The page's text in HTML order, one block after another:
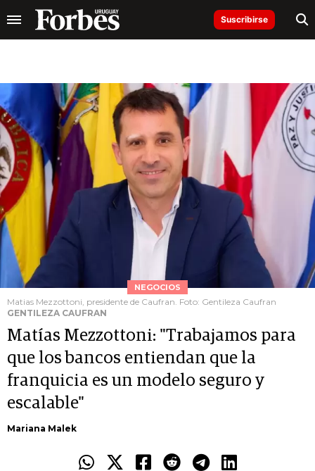
Suscribirse
NEGOCIOS
Matias Mezzottoni, presidente de Caufran. Foto: Gentileza Caufran
GENTILEZA CAUFRAN
Matías Mezzottoni: "Trabajamos para
que los bancos entiendan que la
franquicia es un modelo seguro y
escalable"
Mariana Malek